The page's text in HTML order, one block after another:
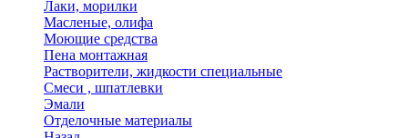
Лаки, морилки
Масленые, олифа
Моющие средства
Пена монтажная
Растворители, жидкости специальные
Смеси , шпатлевки
Эмали
Отделочные материалы